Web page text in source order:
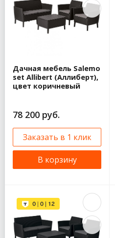
Дачная мебель Salemo
set Allibert (Аллиберт),
цвет коричневый
78 200 руб.
Заказать в 1 клик
В корзину